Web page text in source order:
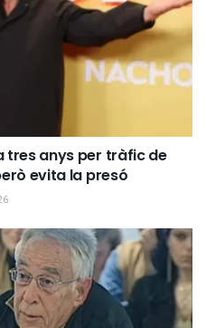
tres anys per tràfic de
evita la presó